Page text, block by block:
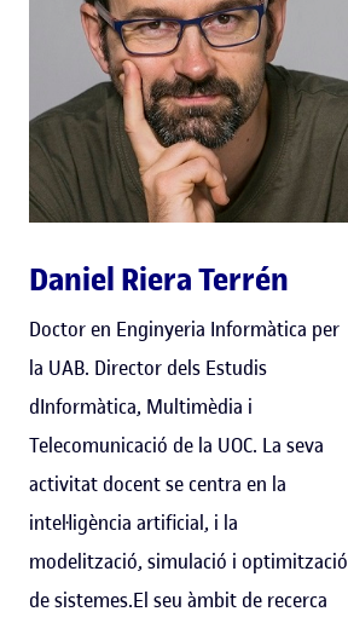
Daniel Riera Terrén
Doctor en Enginyeria Informàtica per
la UAB. Director dels Estudis
dInformàtica, Multimèdia i
Telecomunicació de la UOC. La seva
activitat docent se centra en la
intel·ligència artificial, i la
modelització, simulació i optimització
de sistemes.El seu àmbit de recerca